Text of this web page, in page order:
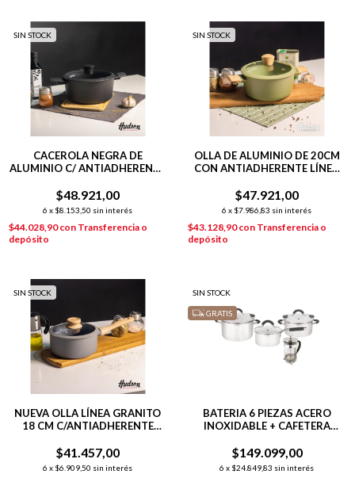
SIN STOCK
CACEROLA NEGRA DE
ALUMINIO C/ ANTIADHERENTE
$48.921,00
6 x $8.153,50 sin interés
$44.028,90con Transferencia o
depósito
SIN STOCK
OLLA DE ALUMINIO DE 20CM
CON ANTIADHERENTE LÍNEA
$47.921,00
6 x $7.986,83 sin interés
$43.128,90con Transferencia o
depósito
SIN STOCK
NUEVA OLLA LÍNEA GRANITO
18 CM C/ANTIADHERENTE
$41.457,00
6 x $6.909,50 sin interés
SIN STOCK
GRATIS
BATERIA 6 PIEZAS ACERO
INOXIDABLE + CAFETERA
$149.099,00
6 x $24.849,83 sin interés